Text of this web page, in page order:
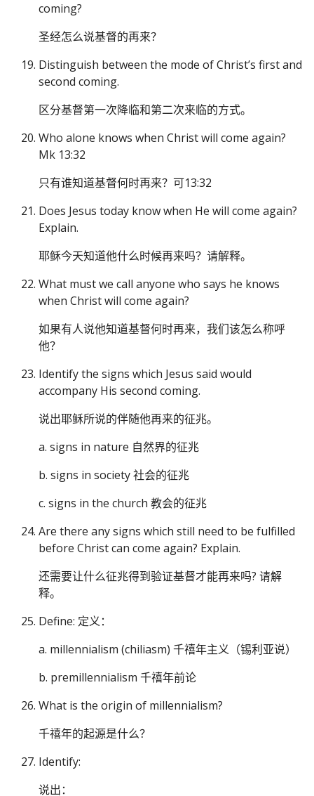
coming?
圣经怎么说基督的再来？
Distinguish between the mode of Christ’s first and
second coming.
区分基督第一次降临和第二次来临的方式。
Who alone knows when Christ will come again?
Mk 13:32
只有谁知道基督何时再来？可13:32
Does Jesus today know when He will come again?
Explain.
耶稣今天知道他什么时候再来吗？请解释。
What must we call anyone who says he knows
when Christ will come again?
如果有人说他知道基督何时再来，我们该怎么称呼
他？
Identify the signs which Jesus said would
accompany His second coming.
说出耶稣所说的伴随他再来的征兆。
a. signs in nature 自然界的征兆
b. signs in society 社会的征兆
c. signs in the church 教会的征兆
Are there any signs which still need to be fulfilled
before Christ can come again? Explain.
还需要让什么征兆得到验证基督才能再来吗? 请解
释。
Define: 定义：
a. millennialism (chiliasm) 千禧年主义（锡利亚说）
b. premillennialism 千禧年前论
What is the origin of millennialism?
千禧年的起源是什么？
Identify:
说出：